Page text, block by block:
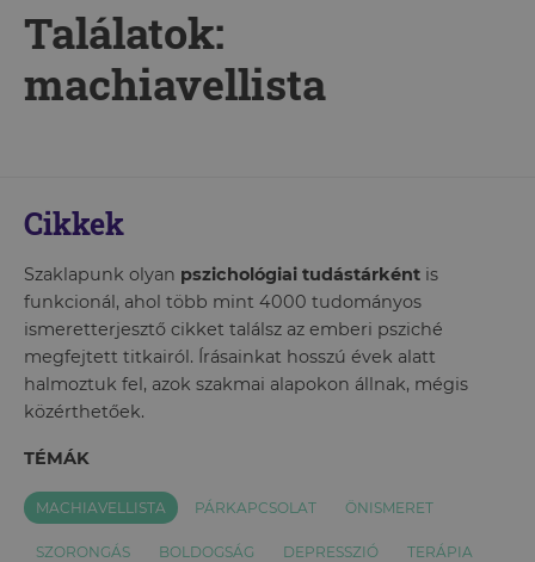
Találatok:
machiavellista
Cikkek
Szaklapunk olyan pszichológiai tudástárként is
funkcionál, ahol több mint 4000 tudományos
ismeretterjesztő cikket találsz az emberi psziché
megfejtett titkairól. Írásainkat hosszú évek alatt
halmoztuk fel, azok szakmai alapokon állnak, mégis
közérthetőek.
TÉMÁK
MACHIAVELLISTA PÁRKAPCSOLAT ÖNISMERET
SZORONGÁS BOLDOGSÁG DEPRESSZIÓ TERÁPIA